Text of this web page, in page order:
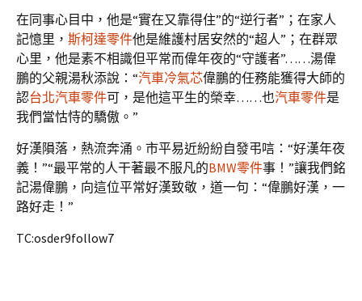
在同事心目中，他是“實在又靠得住”的“逆行者”；在家人
記憶里， 斯柯達零件他是維護村居安然的“超人”；在群眾
心里，他是素不相識但平常而偉年夜的“守護者”……湯偉
鵬的父親湯秋添說：“汽車冷氣芯偉鵬的任務能獲得大師的
認台北汽車零件可，是他這平生的榮幸……也汽車零件是
我們當怙恃的驕傲。”
好漢隕落，熱流奔涌。市平易近紛紛自發弔唁：“好漢年夜
義！”“最平常的人干著最不服凡的BMW零件事！”讓我們銘
記湯偉鵬，向這位平常好漢致敬，道一句：“偉鵬好漢，一
路好走！”
TC:osder9follow7